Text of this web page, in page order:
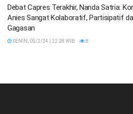
Debat Capres Terakhir, Nanda Satria:
Anies Sangat Kolaboratif, Partisipatif
Gagasan
SENIN, 05/2/24 | 22:28 WIB 8